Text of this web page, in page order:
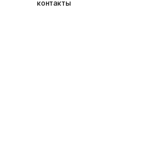
контакты